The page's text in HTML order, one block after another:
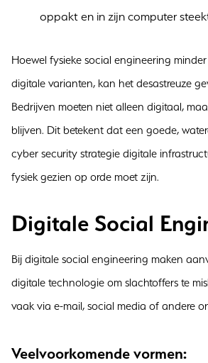
oppakt en in zijn computer
Hoewel fysieke social engineering
digitale varianten, kan het desastreuze
Bedrijven moeten niet alleen digitaal,
blijven. Dit betekent dat een goede,
cyber security strategie digitale
fysiek gezien op orde moet zijn.
Digitale Social
Bij digitale social engineering maken
digitale technologie om slachtoffers te
vaak via e-mail, social media of andere
Veelvoorkomende vormen: